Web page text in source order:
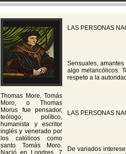
Thomas More, Tomás
Moro, o Thomas
Morus fue pensador,
teólogo, político,
humanista y escritor
inglés y venerado por
los católicos como
santo Tomás Moro.
Nació en Londres, 7
LAS PERSONAS
Sensuales,
algo melancólicos.
respeto a la
LAS PERSONAS
De variados